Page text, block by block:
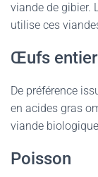
viande de gibier.
utilise ces
Œufs
De préférence
en acides gras
viande
Poisson